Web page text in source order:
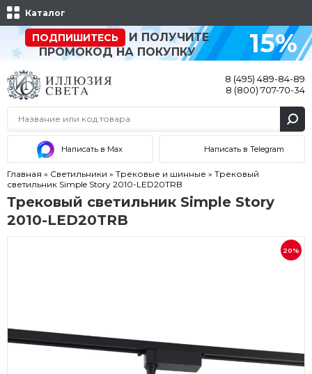
Каталог
ПОДПИШИТЕСЬ
И ПОЛУЧИТЕ
ПРОМОКОД НА ПОКУПКУ
15%
8 (495) 489-84-89
8 (800) 707-70-34
Написать в Max Написать в Telegram
Главная » Светильники » Трековые и шинные » Трековый
светильник Simple Story 2010-LED20TRB
Трековый светильник Simple Story
2010-LED20TRB
20%